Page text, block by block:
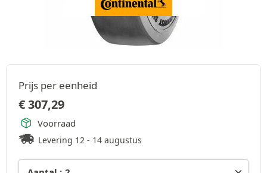
Prijs per eenheid
€307,29
Voorraad
Levering 12 - 14 augustus